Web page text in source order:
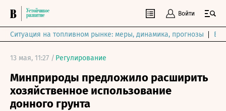
Войти
Ситуация на топливном рынке: меры, динамика, прогнозы
13 мая, 11:27 / Регулирование
Минприроды предложило расширить
хозяйственное использование
донного грунта